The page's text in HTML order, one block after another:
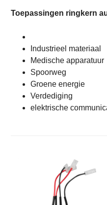
Toepassingen ringkern
Industrieel materiaal
Medische apparatuur
Spoorweg
Groene energie
Verdediging
elektrische